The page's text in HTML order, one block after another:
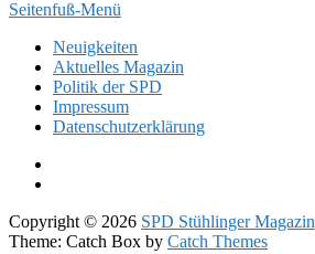
Seitenfuß-Menü
Seitenfuß-
Menü
Neuigkeiten
Aktuelles Magazin
Politik der SPD
Impressum
Datenschutzerklärung
Copyright © 2026 SPD Stühlinger Magazin
Theme: Catch Box by Catch Themes